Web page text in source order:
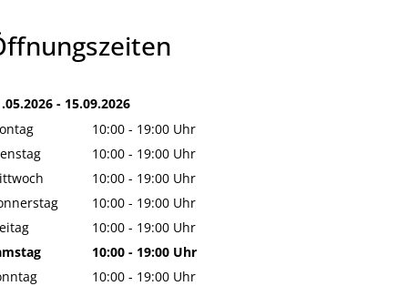
RLP am 22.03.2026
Wahlergebnisse
Satzungen
Zweckvereinbarungen, Verbandsordnungen
Bebauungspläne und Flächennutzungsplan
Sonstige Satzungen nach BauGB und LBauO
Partnerstädte
Politik
- bis
15.09.2026
10:00 - 19:00 Uhr
Von 10:00 bis 19:00 Uhr
10:00 - 19:00 Uhr
Von 10:00 bis 19:00 Uhr
10:00 - 19:00 Uhr
Von 10:00 bis 19:00 Uhr
10:00 - 19:00 Uhr
Von 10:00 bis 19:00 Uhr
10:00 - 19:00 Uhr
Von 10:00 bis 19:00 Uhr
10:00 - 19:00 Uhr
Von 10:00 bis 19:00 Uhr
10:00 - 19:00 Uhr